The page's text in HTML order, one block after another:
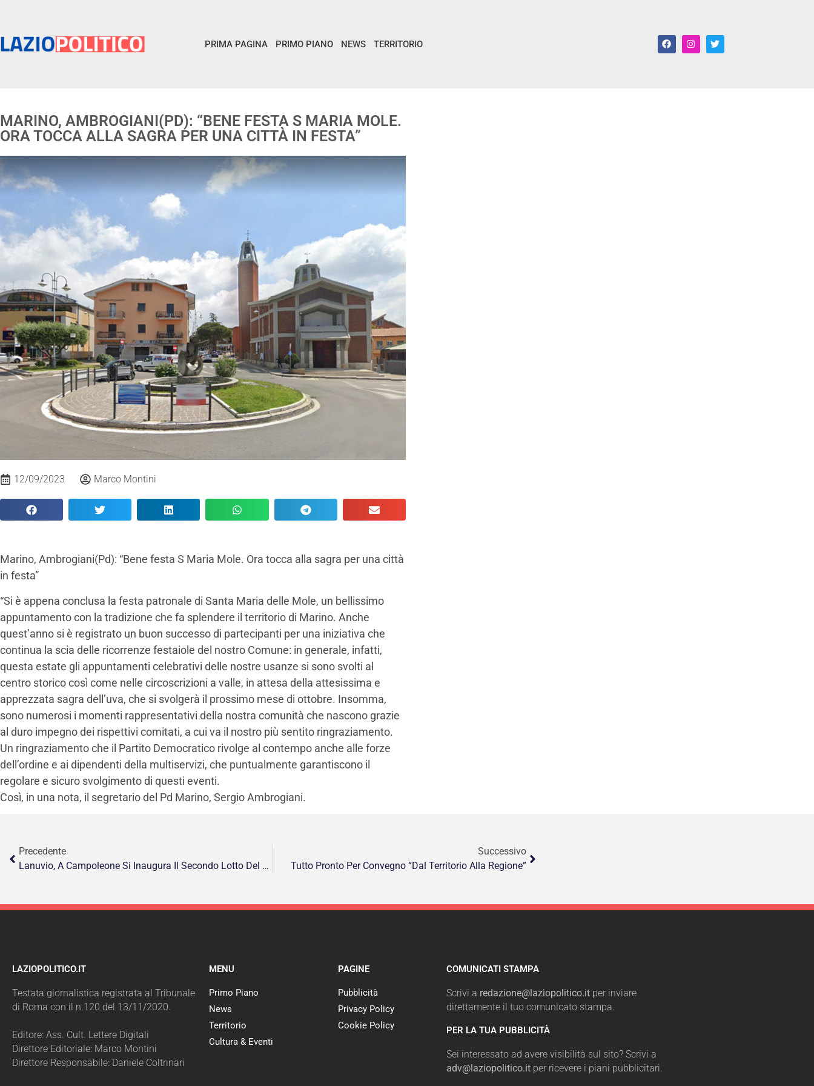
PRIMA PAGINA PRIMO PIANO NEWS TERRITORIO
MARINO, AMBROGIANI(PD): “BENE FESTA S MARIA MOLE.
ORA TOCCA ALLA SAGRA PER UNA CITTÀ IN FESTA”
12/09/2023 Marco Montini
Marino, Ambrogiani(Pd): “Bene festa S Maria Mole. Ora tocca alla sagra per una città
in festa”
“Si è appena conclusa la festa patronale di Santa Maria delle Mole, un bellissimo
appuntamento con la tradizione che fa splendere il territorio di Marino. Anche
quest’anno si è registrato un buon successo di partecipanti per una iniziativa che
continua la scia delle ricorrenze festaiole del nostro Comune: in generale, infatti,
questa estate gli appuntamenti celebrativi delle nostre usanze si sono svolti al
centro storico così come nelle circoscrizioni a valle, in attesa della attesissima e
apprezzata sagra dell’uva, che si svolgerà il prossimo mese di ottobre. Insomma,
sono numerosi i momenti rappresentativi della nostra comunità che nascono grazie
al duro impegno dei rispettivi comitati, a cui va il nostro più sentito ringraziamento.
Un ringraziamento che il Partito Democratico rivolge al contempo anche alle forze
dell’ordine e ai dipendenti della multiservizi, che puntualmente garantiscono il
regolare e sicuro svolgimento di questi eventi.
Così, in una nota, il segretario del Pd Marino, Sergio Ambrogiani.
Precedente
Lanuvio, A Campoleone Si Inaugura Il Secondo Lotto Del Campus Scolastico Dell’ I.C. Ettore Majorana
Successivo
Tutto Pronto Per Convegno “Dal Territorio Alla Regione”
LAZIOPOLITICO.IT
Testata giornalistica registrata al Tribunale
di Roma con il n.120 del 13/11/2020.
Editore: Ass. Cult. Lettere Digitali
Direttore Editoriale: Marco Montini
Direttore Responsabile: Daniele Coltrinari
MENU
Primo Piano
News
Territorio
Cultura & Eventi
PAGINE
Pubblicità
Privacy Policy
Cookie Policy
COMUNICATI STAMPA
Scrivi a redazione@laziopolitico.itper inviare
direttamente il tuo comunicato stampa.
PER LA TUA PUBBLICITÀ
Sei interessato ad avere visibilità sul sito? Scrivi a
adv@laziopolitico.it per ricevere i piani pubblicitari.